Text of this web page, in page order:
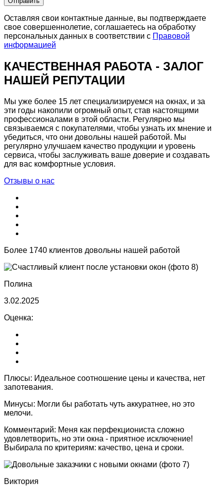
Оставляя свои контактные данные, вы подтверждаете
свое совершеннолетие, соглашаетесь на обработку
персональных данных в соответствии с Правовой
информацией
КАЧЕСТВЕННАЯ РАБОТА - ЗАЛОГ
НАШЕЙ РЕПУТАЦИИ
Мы уже более 15 лет специализируемся на окнах, и за
эти годы накопили огромный опыт, став настоящими
профессионалами в этой области. Регулярно мы
связываемся с покупателями, чтобы узнать их мнение и
убедиться, что они довольны нашей работой. Мы
регулярно улучшаем качество продукции и уровень
сервиса, чтобы заслуживать ваше доверие и создавать
для вас комфортные условия.
Отзывы о нас
Более 1740 клиентов довольны нашей работой
Полина
3.02.2025
Оценка:
Плюсы: Идеальное соотношение цены и качества, нет
запотевания.
Минусы: Могли бы работать чуть аккуратнее, но это
мелочи.
Комментарий: Меня как перфекциониста сложно
удовлетворить, но эти окна - приятное исключение!
Выбирала по критериям: качество, цена и сроки.
Виктория